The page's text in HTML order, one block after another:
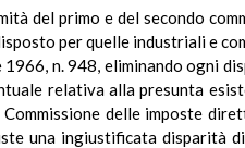
del primo e del secondo
per quelle industriali e
n. 948, eliminando ogni
relativa alla presunta
delle imposte
una ingiustificata disparità